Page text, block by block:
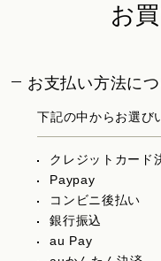
お
お支払い方法に
下記の中からお選び
クレジットカード
Paypay
コンビニ後払い
銀行振込
au Pay